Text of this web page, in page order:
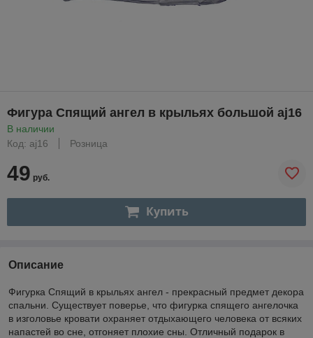
Фигура Спящий ангел в крыльях большой aj16
В наличии
Код: aj16
Розница
49 руб.
Купить
Описание
Фигурка Спящий в крыльях ангел - прекрасный предмет декора
спальни. Существует поверье, что фигурка спящего ангелочка
в изголовье кровати охраняет отдыхающего человека от всяких
напастей во сне, отгоняет плохие сны. Отличный подарок в